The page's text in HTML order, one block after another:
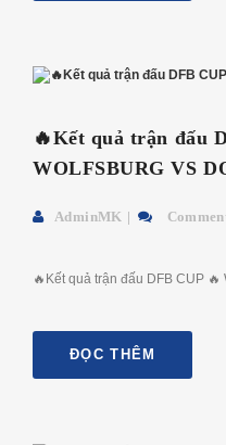
🔥Kết quả trận đấu
WOLFSBURG VS
AdminMK
🔥Kết quả trận đấu DFB CUP
ĐỌC THÊM